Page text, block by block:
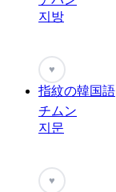
지방
♥
指紋の韓国語
チムン
지문
♥